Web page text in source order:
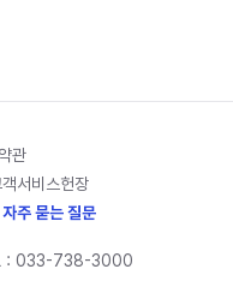
관
객서비스헌장
자주 묻는 질문
: 033-738-3000